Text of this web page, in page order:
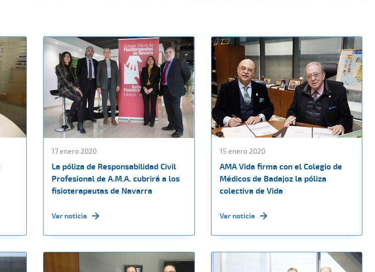
17 enero 2020
La póliza de Responsabilidad Civil
Profesional de A.M.A. cubrirá a los
fisioterapeutas de Navarra
Ver noticia
15 enero 2020
AMA Vida firma con el Colegio de
Médicos de Badajoz la póliza
colectiva de Vida
Ver noticia